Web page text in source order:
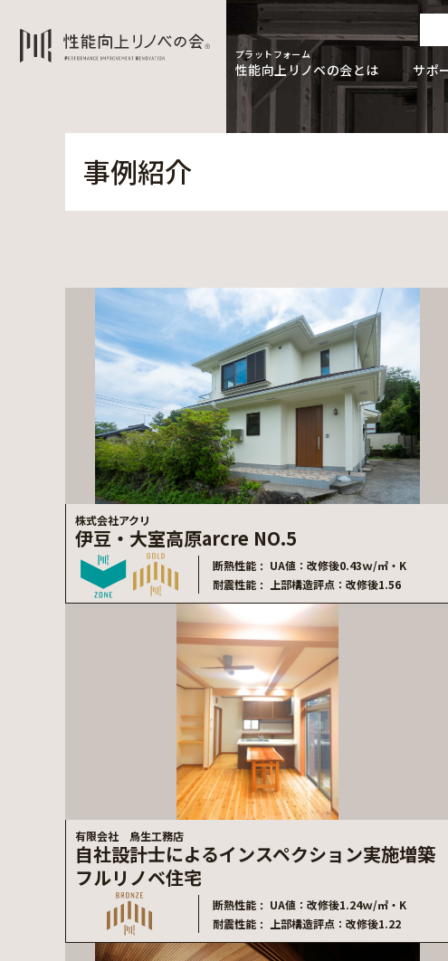
プラットフォーム
性能向上リノベの会とは サポ
事例紹介
株式会社アクリ
伊豆・大室高原arcre NO.5
断熱性能
UA値：改修後0.43ｗ/㎡・K
耐震性能
上部構造評点：改修後1.56
有限会社 鳥生工務店
自社設計士によるインスペクション実施増築
フルリノベ住宅
断熱性能
UA値：改修後1.24ｗ/㎡・K
耐震性能
上部構造評点：改修後1.22